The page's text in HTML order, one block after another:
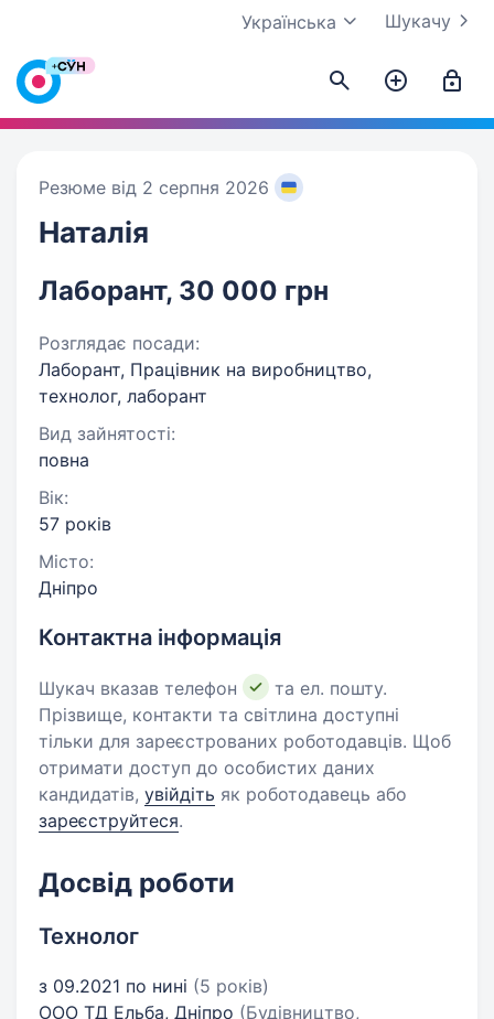
Шукачу
Українська
Резюме від 2 серпня 2026
Наталія
Лаборант, 30 000 грн
Розглядає посади:
Лаборант, Працівник на виробництво,
технолог, лаборант
Вид зайнятості:
повна
Вік:
57 років
Місто:
Дніпро
Контактна інформація
Шукач вказав телефон
та ел. пошту.
Прізвище, контакти та світлина доступні
тільки для зареєстрованих роботодавців. Щоб
отримати доступ до особистих даних
кандидатів, увійдіть як роботодавець або
зареєструйтеся.
Досвід роботи
Технолог
з 09.2021 по нині (5 років)
ООО ТД Ельба, Дніпро (Будівництво,